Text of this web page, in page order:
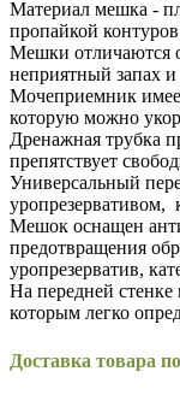
Материал мешка -
пропайкой
Мешки отличаются
неприятный запах
Мочеприемник
которую можно
Дренажная трубка
препятствует
Универсальный
Мешок оснащен
предотвращения
уропрезерватив,
На передней
которым легко
Доставка товара